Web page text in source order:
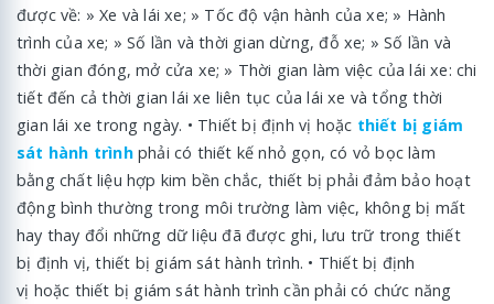
được về: » Xe và lái xe; » Tốc độ vận hành của xe; » Hành
trình của xe; » Số lần và thời gian dừng, đỗ xe; » Số lần và
thời gian đóng, mở cửa xe; » Thời gian làm việc của lái xe: chi
tiết đến cả thời gian lái xe liên tục của lái xe và tổng thời
gian lái xe trong ngày. • Thiết bị định vị hoặc thiết bị giám
sát hành trìnhphải có thiết kế nhỏ gọn, có vỏ bọc làm
bằng chất liệu hợp kim bền chắc, thiết bị phải đảm bảo hoạt
động bình thường trong môi trường làm việc, không bị mất
hay thay đổi những dữ liệu đã được ghi, lưu trữ trong thiết
bị định vị, thiết bị giám sát hành trình. • Thiết bị định
vị hoặc thiết bị giám sát hành trình cần phải có chức năng